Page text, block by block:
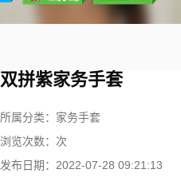
双拼紫家务手套
所属分类： 家务手套
浏览次数： 次
发布日期： 2022-07-28 09:21:13